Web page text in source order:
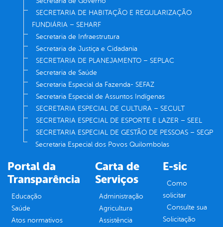
SECRETARIA DE HABITAÇÃO E REGULARIZAÇÃO
FUNDIÁRIA – SEHARF
Secretaria de Infraestrutura
Secretaria de Justiça e Cidadania
SECRETARIA DE PLANEJAMENTO – SEPLAC
Secretaria de Saúde
Secretaria Especial da Fazenda- SEFAZ
Secretaria Especial de Assuntos Indígenas
SECRETARIA ESPECIAL DE CULTURA – SECULT
SECRETARIA ESPECIAL DE ESPORTE E LAZER – SEEL
SECRETARIA ESPECIAL DE GESTÃO DE PESSOAS – SEGP
Secretaria Especial dos Povos Quilombolas
Portal da
Transparência
Educação
Saúde
Atos normativos
Carta de
Serviços
Administração
Agricultura
Assistência
E-sic
Como
solicitar
Consulte sua
Solicitação